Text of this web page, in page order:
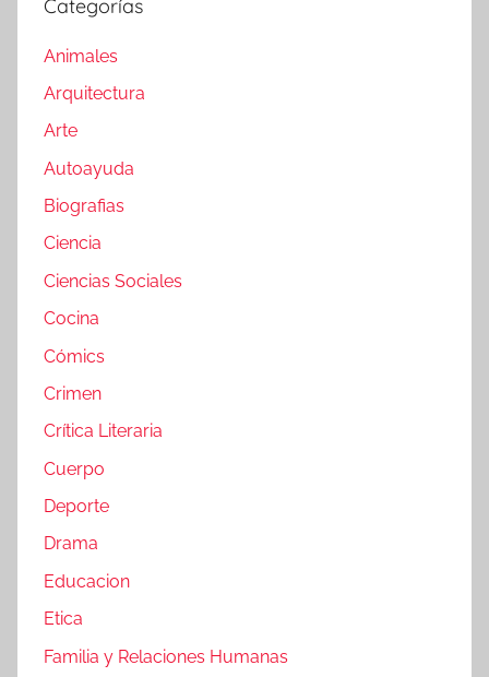
Categorías
Animales
Arquitectura
Arte
Autoayuda
Biografias
Ciencia
Ciencias Sociales
Cocina
Cómics
Crimen
Crítica Literaria
Cuerpo
Deporte
Drama
Educacion
Etica
Familia y Relaciones Humanas